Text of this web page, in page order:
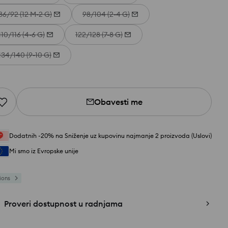
92 (12 M-2 G) 98/104 (2-4 G)
116 (4-6 G) 122/128 (7-8 G)
140 (9-10 G)
Obavesti me
Dodatnih -20% na Sniženje uz kupovinu najmanje 2 proizvoda (Uslovi)
Mi smo iz Evropske unije
Proveri dostupnost u radnjama